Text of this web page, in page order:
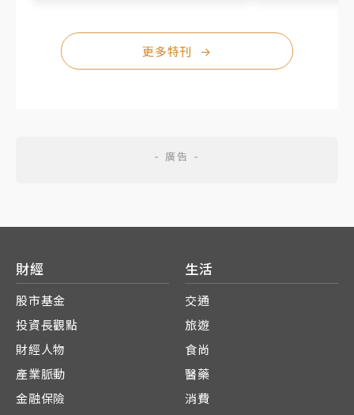
更多特刊 →
財經
股市基金
投資長觀點
財經人物
產業脈動
金融保險
生活
交通
旅遊
食尚
醫藥
消費